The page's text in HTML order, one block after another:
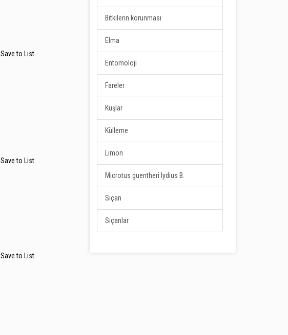
Save to List
Save to List
Save to List
Bitkilerin korunması
Elma
Entomoloji
Fareler
Kuşlar
Külleme
Limon
Microtus guentheri lydius B.
Sıçan
Sıçanlar